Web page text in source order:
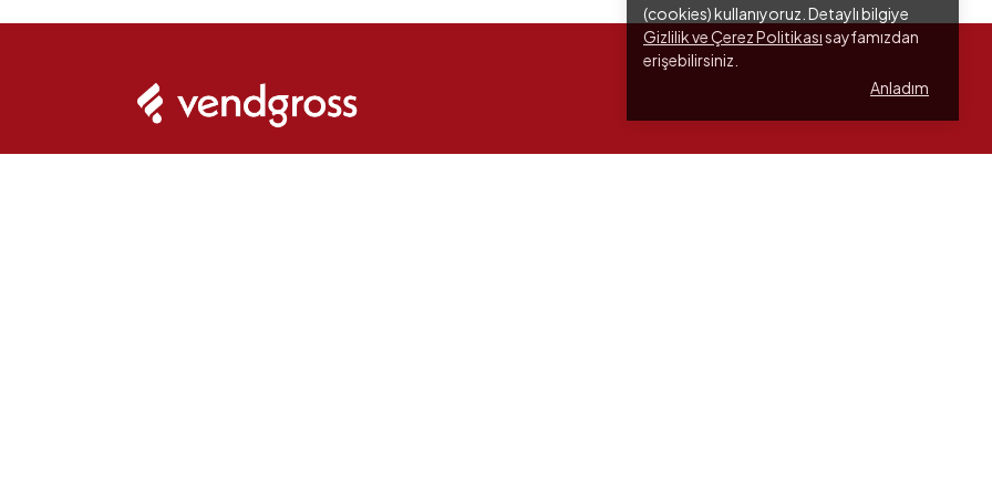
(cookies) kullanıyoruz. Detaylı bilgiye
Gizlilik ve Çerez Politikasısayfamızdan
erişebilirsiniz.
Anladım